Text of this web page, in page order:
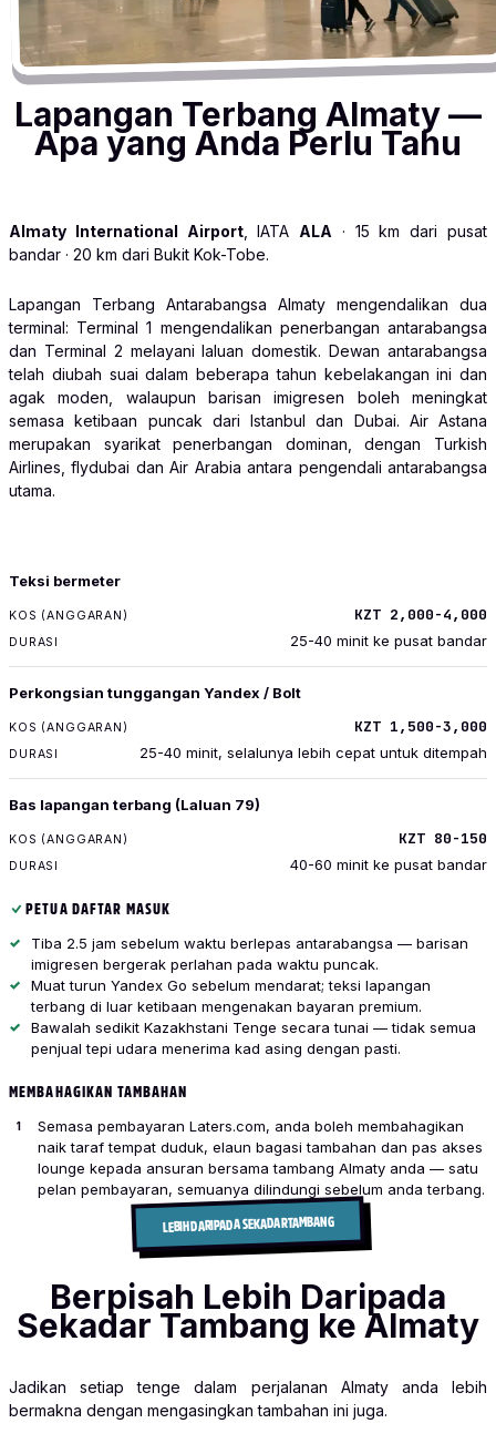
Lapangan Terbang Almaty —
Apa yang Anda Perlu Tahu
Almaty International Airport, IATA ALA · 15 km dari pusat
bandar · 20 km dari Bukit Kok-Tobe.
Lapangan Terbang Antarabangsa Almaty mengendalikan dua
terminal: Terminal 1 mengendalikan penerbangan antarabangsa
dan Terminal 2 melayani laluan domestik. Dewan antarabangsa
telah diubah suai dalam beberapa tahun kebelakangan ini dan
agak moden, walaupun barisan imigresen boleh meningkat
semasa ketibaan puncak dari Istanbul dan Dubai. Air Astana
merupakan syarikat penerbangan dominan, dengan Turkish
Airlines, flydubai dan Air Arabia antara pengendali antarabangsa
utama.
PENGANGKUTAN
Teksi bermeter
KZT 2,000-4,000
25-40 minit ke pusat bandar
Perkongsian tunggangan Yandex / Bolt
KZT 1,500-3,000
25-40 minit, selalunya lebih cepat untuk ditempah
Bas lapangan terbang (Laluan 79)
KZT 80-150
40-60 minit ke pusat bandar
PETUA DAFTAR MASUK
Tiba 2.5 jam sebelum waktu berlepas antarabangsa — barisan
imigresen bergerak perlahan pada waktu puncak.
Muat turun Yandex Go sebelum mendarat; teksi lapangan
terbang di luar ketibaan mengenakan bayaran premium.
Bawalah sedikit Kazakhstani Tenge secara tunai — tidak semua
penjual tepi udara menerima kad asing dengan pasti.
MEMBAHAGIKAN TAMBAHAN
Semasa pembayaran Laters.com, anda boleh membahagikan
naik taraf tempat duduk, elaun bagasi tambahan dan pas akses
lounge kepada ansuran bersama tambang Almaty anda — satu
pelan pembayaran, semuanya dilindungi sebelum anda terbang.
LEBIH DARIPADA SEKADAR TAMBANG
Berpisah Lebih Daripada
Sekadar Tambang ke Almaty
Jadikan setiap tenge dalam perjalanan Almaty anda lebih
bermakna dengan mengasingkan tambahan ini juga.